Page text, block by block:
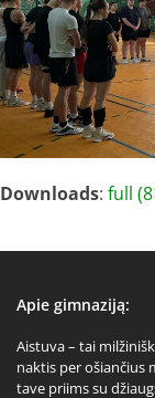
Downloads: full
Apie gimnaziją:
Aistuva – tai
naktis per ošiančius
tave priims su